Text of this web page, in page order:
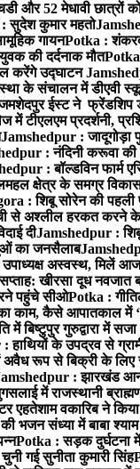
और 52 मेधावी छात्रों
सुदेश कुमार महतो
गायनPotka :
की दर्दनाक मौत
करेंगे उद्घाटन
के संचालन में डीएवी
ईस्ट ने फ्रेंडशिप
में टीएलएम प्रदर्शनी,
Jamshedpur : जादूगोड़ा
: नंदिनी करूवा की
: बॉल्डविन फार्म
क्षेत्र के समग्र विकास
: शिबू सोरेन की पहली
से अश्लील हरकत करने के
दीJamshedpur :
का जनसैलाब
अस्वस्थ, मिलें
खीरसा दूध नवजात
पहुंचे सीओPotka :
काम, कैसे आपातकाल में
बिष्टुपुर गुरुद्वारा में
के उपद्रव से
रूप से बिक्री के लिए
: झारखंड
में राजस्थानी
एहतेशाम वकारिब ने
भजन संध्या में बाबा
Potka : सड़क दुर्घटना
गई सुनीता कुमारी सिंह